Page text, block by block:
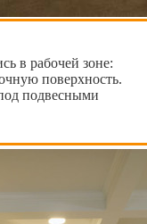
в рабочей зоне:
поверхность.
подвесными